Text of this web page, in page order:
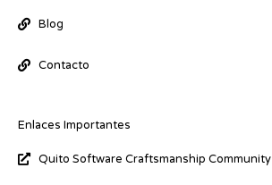
Blog
Contacto
Enlaces Importantes
Quito Software Craftsmanship Community